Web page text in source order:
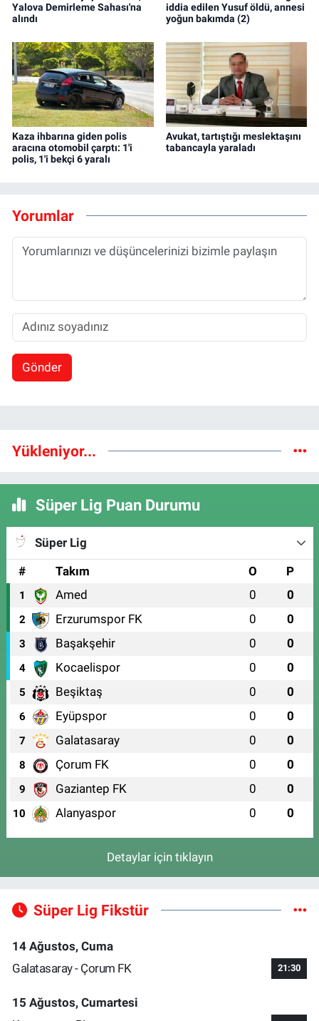
Yalova Demirleme Sahası'na
alındı
iddia edilen Yusuf öldü, annesi
yoğun bakımda (2)
Kaza ihbarına giden polis
aracına otomobil çarptı: 1'i
polis, 1'i bekçi 6 yaralı
Avukat, tartıştığı meslektaşını
tabancayla yaraladı
Yorumlar
Gönder
Yükleniyor...
Süper Lig Puan Durumu
Süper Lig
#
Takım O P
1 Amed 0 0
2 Erzurumspor FK 0 0
3 Başakşehir 0 0
4 Kocaelispor 0 0
5 Beşiktaş 0 0
6 Eyüpspor 0 0
7 Galatasaray 0 0
8 Çorum FK 0 0
9 Gaziantep FK 0 0
10 Alanyaspor 0 0
Detaylar için tıklayın
Süper Lig Fikstür
14 Ağustos, Cuma
Galatasaray - Çorum FK
21:30
15 Ağustos, Cumartesi